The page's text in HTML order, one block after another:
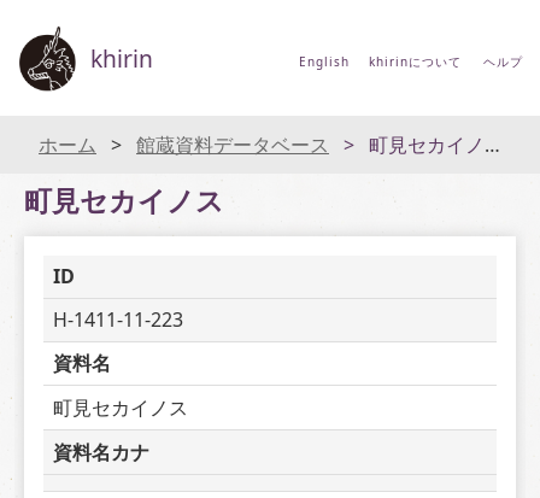
khirin English khirinについて ヘルプ
ホーム 館蔵資料データベース 町見セカイノス
町見セカイノス
ID
H-1411-11-223
資料名
町見セカイノス
資料名カナ